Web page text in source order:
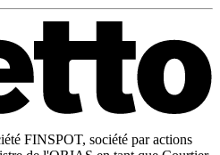
FINSPOT, société par actions